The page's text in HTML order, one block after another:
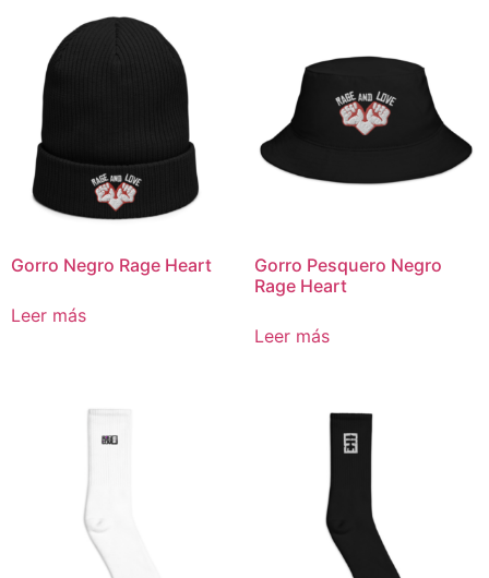
Gorro Negro Rage Heart
Leer más
Gorro Pesquero Negro
Rage Heart
Leer más